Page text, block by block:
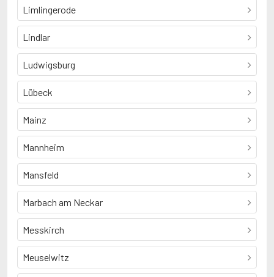
Limlingerode
Lindlar
Ludwigsburg
Lübeck
Mainz
Mannheim
Mansfeld
Marbach am Neckar
Messkirch
Meuselwitz